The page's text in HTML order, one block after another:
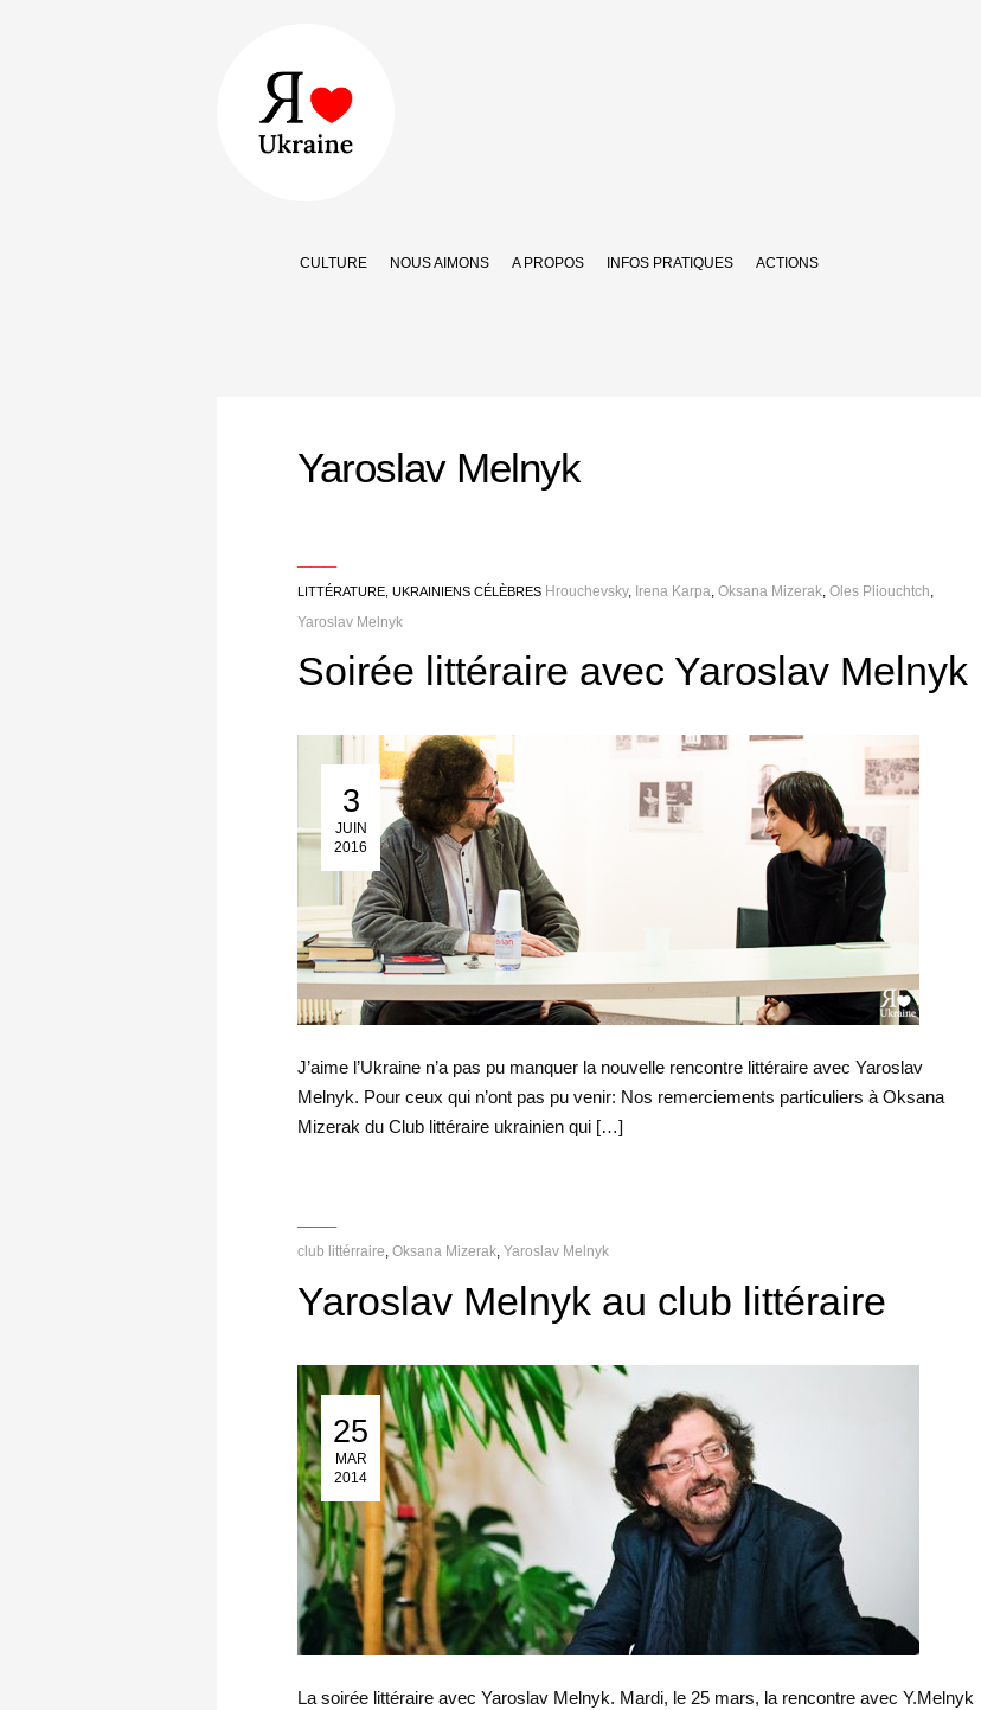
CULTURE NOUS AIMONS A PROPOS INFOS PRATIQUES ACTIONS
Yaroslav Melnyk
LITTÉRATURE ,UKRAINIENS CÉLÈBRES Hrouchevsky, Irena Karpa ,Oksana Mizerak ,Oles Pliouchtch
Yaroslav Melnyk
Soirée littéraire avec Yaroslav Melnyk
3
JUIN
2016
03 Juin 2016
J’aime l’Ukraine n’a pas pu manquer la nouvelle rencontre littéraire avec Yaroslav
Melnyk. Pour ceux qui n’ont pas pu venir: Nos remerciements particuliers à Oksana
Mizerak du Club littéraire ukrainien qui […]
club littérraire ,Oksana Mizerak ,Yaroslav Melnyk
Yaroslav Melnyk au club littéraire
25
MAR
2014
25 Mar 2014
La soirée littéraire avec Yaroslav Melnyk. Mardi, le 25 mars, la rencontre avec Y.Melnyk